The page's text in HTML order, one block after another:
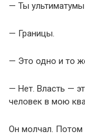
— Ты
— Границы.
— Это одно и то
— Нет. Власть —
человек в мою
Он молчал. Потом